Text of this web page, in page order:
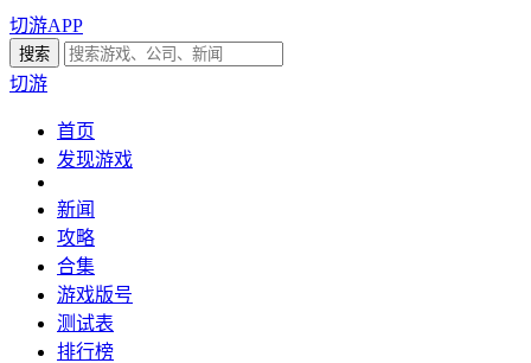
切游APP
切游
首页
发现游戏
新闻
攻略
合集
游戏版号
测试表
排行榜